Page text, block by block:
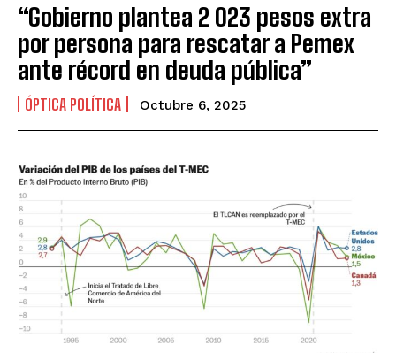
“Gobierno plantea 2 023 pesos extra
por persona para rescatar a Pemex
ante récord en deuda pública”
ÓPTICA POLÍTICA Octubre 6, 2025